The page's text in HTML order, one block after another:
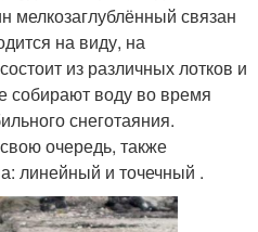
мелкозаглублённый связан
на виду, на
из различных лотков и
собирают воду во время
снеготаяния.
очередь, также
линейный и точечный .